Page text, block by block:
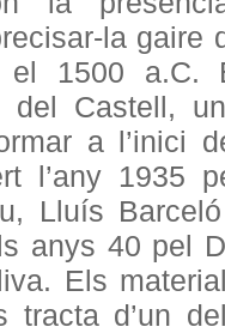
la gaire
1500 a.C.
del Castell,
a l’inici
l’any 1935
Lluís
anys 40 pel
Els
tracta d’un